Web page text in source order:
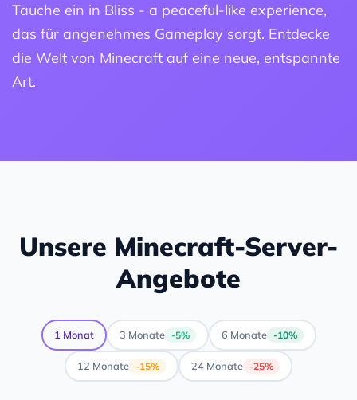
Tauche ein in Bliss - a peaceful-like experience,
das für angenehmes Gameplay sorgt. Entdecke
die Welt von Minecraft auf eine neue, entspannte
Art.
Unsere Minecraft-Server-
Angebote
1 Monat 3 Monate -5% 6 Monate -10%
12 Monate -15% 24 Monate -25%